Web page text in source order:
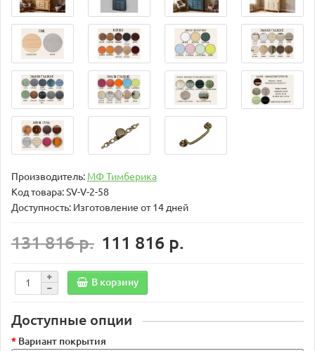
Производитель: МФ Тимберика
Код товара:SV-V-2-58
Доступность: Изготовление от 14 дней
131 816 р. 111 816 р.
В корзину
Доступные опции
Вариант покрытия